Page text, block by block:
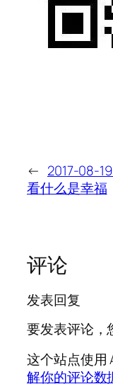
← 2017-08-
看什么是幸福
评论
发表回复
要发表评论，
这个站点使用
解你的评论数